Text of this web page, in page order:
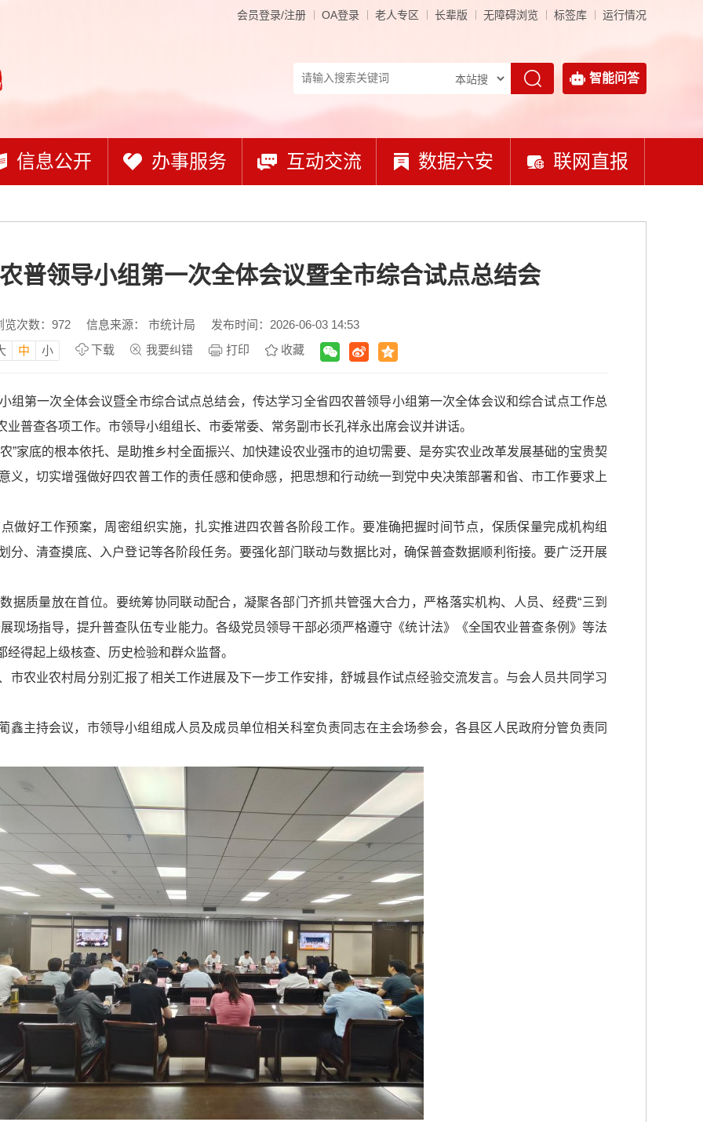
会员登录/注册 OA登录 老人专区 长辈版 无障碍浏览 标签库 运行情况
智能问答
信息公开 办事服务 互动交流 数据六安 联网直报
普领导小组第一次全体会议暨全市综合试点总结会
览次数： 972 信息来源： 市统计局
发布时间：2026-06-03 14:53
中 小 下载 我要纠错 打印 收藏
组第一次全体会议暨全市综合试点总结会，传达学习全省四农普领导小组第一次全体会议和综合试点工作总
普查各项工作。市领导小组组长、市委常委、常务副市长孔祥永出席会议并讲话。
”家底的根本依托、是助推乡村全面振兴、加快建设农业强市的迫切需要、是夯实农业改革发展基础的宝贵契
义，切实增强做好四农普工作的责任感和使命感，把思想和行动统一到党中央决策部署和省、市工作要求上
做好工作预案，周密组织实施，扎实推进四农普各阶段工作。要准确把握时间节点，保质保量完成机构组
分、清查摸底、入户登记等各阶段任务。要强化部门联动与数据比对，确保普查数据顺利衔接。要广泛开展
据质量放在首位。要统筹协同联动配合，凝聚各部门齐抓共管强大合力，严格落实机构、人员、经费“三到
现场指导，提升普查队伍专业能力。各级党员领导干部必须严格遵守《统计法》《全国农业普查条例》等法
得起上级核查、历史检验和群众监督。
市农业农村局分别汇报了相关工作进展及下一步工作安排，舒城县作试点经验交流发言。与会人员共同学习
鑫主持会议，市领导小组组成人员及成员单位相关科室负责同志在主会场参会，各县区人民政府分管负责同